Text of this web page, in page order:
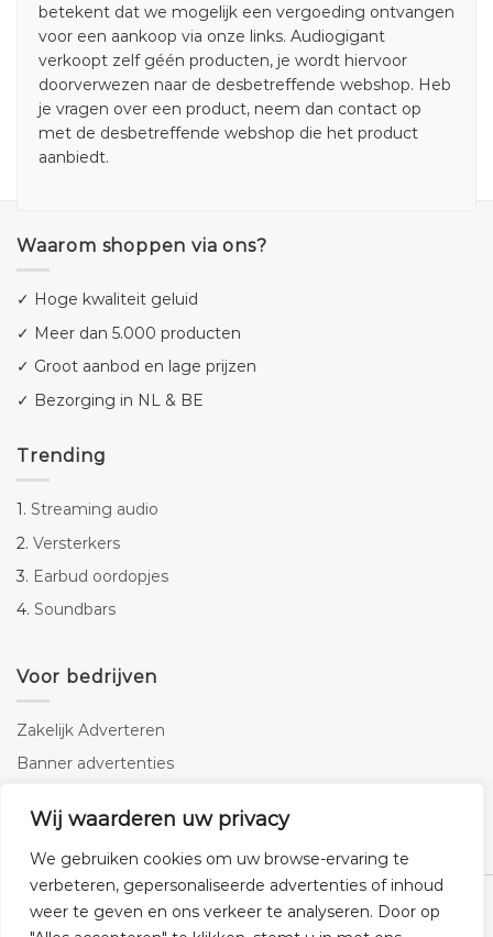
Wij waarderen uw privacy
We gebruiken cookies om uw browse-ervaring te
verbeteren, gepersonaliseerde advertenties of inhoud
weer te geven en ons verkeer te analyseren. Door op
betekent dat we mogelijk een vergoeding ontvangen
voor een aankoop via onze links. Audiogigant
verkoopt zelf géén producten, je wordt hiervoor
doorverwezen naar de desbetreffende webshop. Heb
je vragen over een product, neem dan contact op
met de desbetreffende webshop die het product
aanbiedt.
Waarom shoppen via ons?
✓ Hoge kwaliteit geluid
✓ Meer dan 5.000 producten
✓ Groot aanbod en lage prijzen
✓ Bezorging in NL & BE
Trending
1. Streaming audio
2. Versterkers
3. Earbud oordopjes
4. Soundbars
Voor bedrijven
Zakelijk Adverteren
Banner advertenties
SEO copywriting